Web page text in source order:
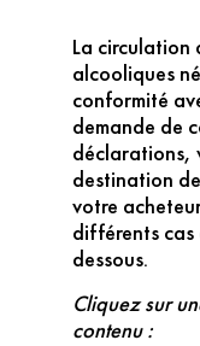
La circulation
alcooliques
conformité
demande de
déclarations,
destination
votre
différents cas
dessous.
Cliquez sur
contenu :